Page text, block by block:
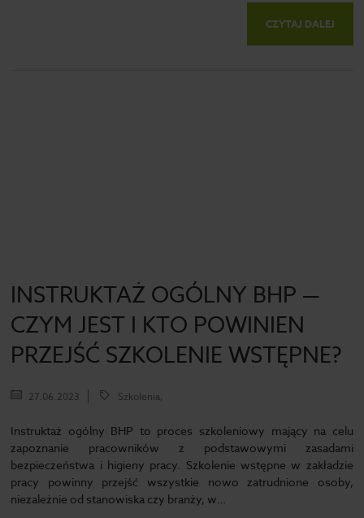
CZYTAJ DALEJ
INSTRUKTAŻ OGÓLNY BHP —
CZYM JEST I KTO POWINIEN
PRZEJŚĆ SZKOLENIE WSTĘPNE?
27.06.2023 Szkolenia,
Instruktaż ogólny BHP to proces szkoleniowy mający na celu
zapoznanie pracowników z podstawowymi zasadami
bezpieczeństwa i higieny pracy. Szkolenie wstępne w zakładzie
pracy powinny przejść wszystkie nowo zatrudnione osoby,
niezależnie od stanowiska czy branży, w…